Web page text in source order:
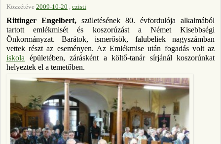
Közzétéve 2009-10-20 , czisti
Rittinger Engelbert, születésének 80. évfordulója alkalmából
tartott emlékmisét és koszorúzást a Német Kisebbségi
Önkormányzat. Barátok, ismerősök, falubeliek nagyszámban
vettek részt az eseményen. Az Emlékmise után fogadás volt az
iskola épületében, zárásként a költő-tanár sírjánál koszorúnkat
helyeztek el a temetőben.